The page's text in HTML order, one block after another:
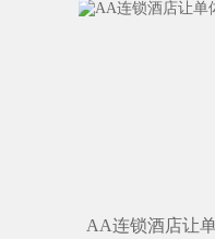
AA连锁酒店让